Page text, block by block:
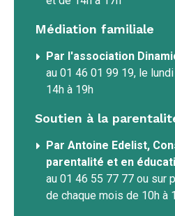
Médiation familiale
Par l'association
au 01 46 01 99 19, le
14h à 19h
Soutien à la
Par Antoine Edelist,
parentalité et en
au 01 46 55 77 77 ou sur
de chaque mois de 10h à